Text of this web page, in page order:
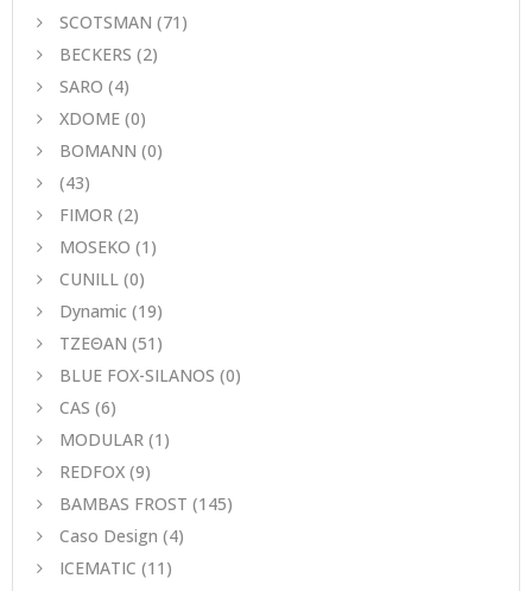
SCOTSMAN (71)
BECKERS (2)
SARO (4)
XDOME (0)
BOMANN (0)
(43)
FIMOR (2)
MOSEKO (1)
CUNILL (0)
Dynamic (19)
ΤΖΕΘΑΝ (51)
BLUE FOX-SILANOS (0)
CAS (6)
MODULAR (1)
REDFOX (9)
BAMBAS FROST (145)
Caso Design (4)
ICEMATIC (11)